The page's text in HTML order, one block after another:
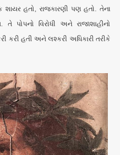
શાયર હતો, રાજકારણી પણ હતો. તેના
પોપનો વિરોધી અને રાજાશાહીનો
કરી હતી અને લશ્કરી અધિકારી તરીકે